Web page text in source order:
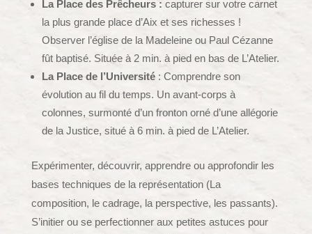
La Place des Prêcheurs : capturer sur votre carnet
la plus grande place d’Aix et ses richesses !
Observer l’église de la Madeleine ou Paul Cézanne
fût baptisé. Située à 2 min. à pied en bas de L’Atelier.
La Place de l’Université : Comprendre son
évolution au fil du temps. Un avant-corps à
colonnes, surmonté d’un fronton orné d’une allégorie
de la Justice, situé à 6 min. à pied de L’Atelier.
Expérimenter, découvrir, apprendre ou approfondir les
bases techniques de la représentation (La
composition, le cadrage, la perspective, les passants).
S’initier ou se perfectionner aux petites astuces pour